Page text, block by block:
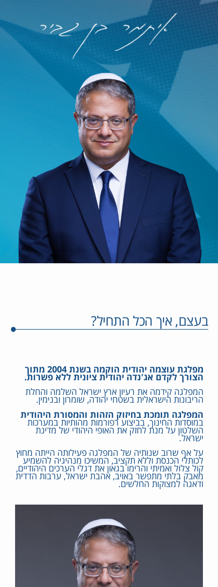
בעצם, איך הכל התחיל?
מפלגת עוצמה יהודית הוקמה בשנת 2004 מתוך
הצורך לקדם אג'נדה יהודית ציונית ללא פשרות.
המפלגה קידמה את רעיון ארץ ישראל השלמה והחלת
הריבונות הישראלית בשטחי יהודה, שומרון ובנימין.
המפלגה תומכת בחיזוק הזהות והמסורת היהודית
במוסדות החינוך, בביצוע רפורמות מהותיות במערכות
השלטון על מנת לחזק את האופי היהודי של מדינת
ישראל.
על אף שרוב שנותיה של המפלגה פעילותה הייתה מחוץ
לכותלי הכנסת וללא תקציב, המשיכו מנהיגיה להשמיע
קול צלול ואמיתי והרימו בגאון את דגלי הערכים היהודיים,
מאבק בלתי מתפשר באויב, אהבת ישראל, ערבות הדדית
ודאגה למצוקות החלשים.